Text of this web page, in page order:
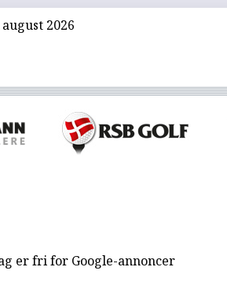
august 2026
er fri for Google-annoncer